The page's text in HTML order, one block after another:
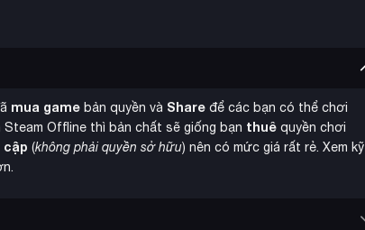
mua game bản quyền và Share để các bạn có thể chơi
Offline thì bản chất sẽ giống bạn thuê quyền chơi
cập (không phải quyền sở hữu) nên có mức giá rất rẻ. Xem kỹ